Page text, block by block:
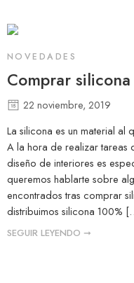
NOVEDADES
Comprar silicona
22 noviembre, 2019
La silicona es un material al
A la hora de realizar tareas
diseño de interiores es
queremos hablarte sobre
encontrados tras comprar
distribuimos silicona 100%
SEGUIR LEYENDO ➞